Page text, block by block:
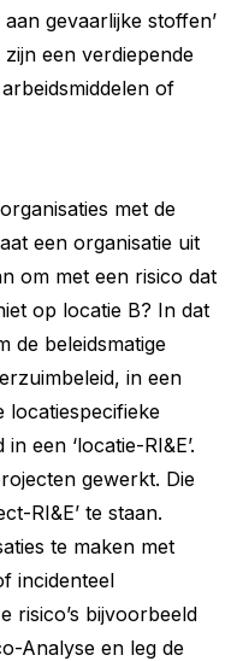
gevaarlijke stoffen’
een verdiepende
of
met de
een organisatie uit
om met een risico dat
op locatie B? In dat
de beleidsmatige
in een
locatiespecifieke
een ‘locatie-RI&E’.
gewerkt. Die
RI&E’ te staan.
te maken met
incidenteel
risico’s bijvoorbeeld
Analyse en leg de